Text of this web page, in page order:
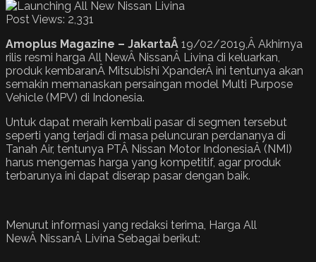
Post Views: 2,331
Amoplus Magazine – JakartaÂ 19/02/2019,Â Akhirnya
rilis resmi harga All NewÂ NissanÂ Livina di keluarkan,
produk kembaranÂ Mitsubishi XpanderÂ ini tentunya akan
semakin memanaskan persaingan model Multi Purpose
Vehicle (MPV) di Indonesia.
Untuk dapat meraih kembali pasar di segmen tersebut
seperti yang terjadi di masa peluncuran perdananya di
Tanah Air, tentunya PTÂ Nissan Motor IndonesiaÂ (NMI)
harus mengemas harga yang kompetitif, agar produk
terbarunya ini dapat diserap pasar dengan baik.
Menurut informasi yang redaksi terima, Harga All
NewÂ NissanÂ Livina Sebagai berikut: